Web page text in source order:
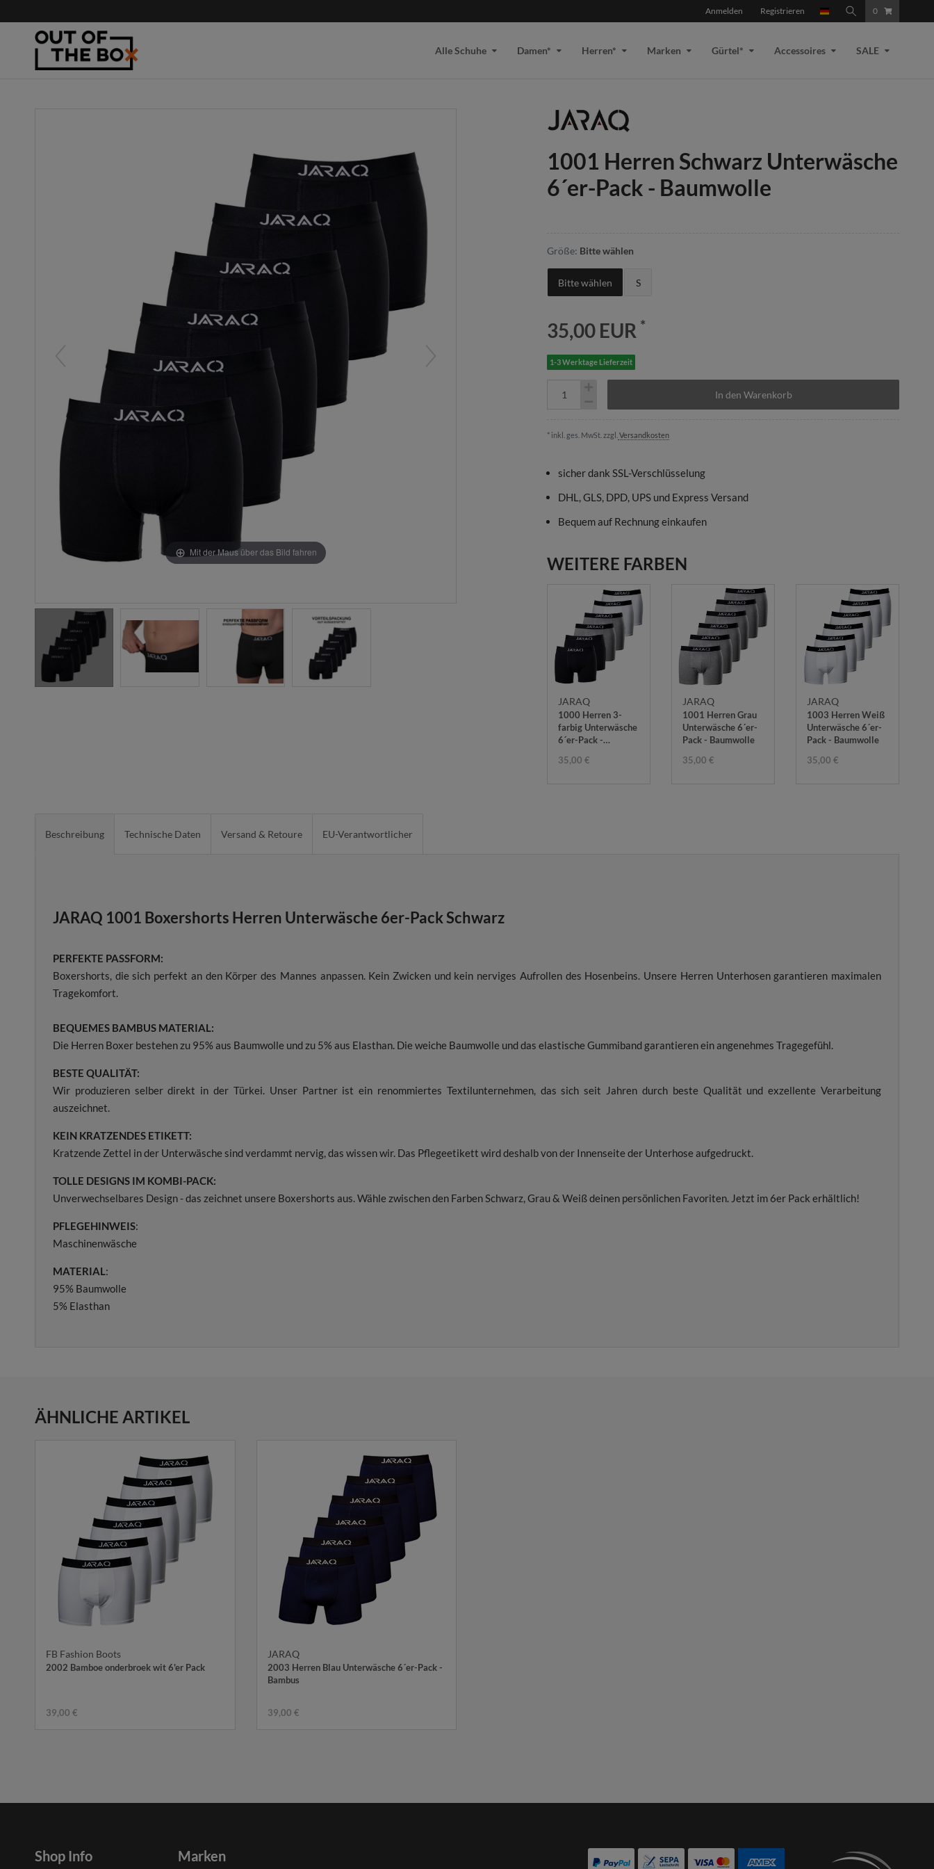
Anmelden Registrieren 0
Alle Schuhe Damen* Herren* Marken Gürtel* Accessoires SALE
Mit der Maus über das Bild fahren
1001 Herren Schwarz Unterwäsche
6´er-Pack - Baumwolle
Größe: Bitte wählen
Bitte wählen S
35,00 EUR *
1-3 Werktage Lieferzeit
In den Warenkorb
* inkl. ges. MwSt. zzgl. Versandkosten
sicher dank SSL-Verschlüsselung
DHL, GLS, DPD, UPS und Express Versand
Bequem auf Rechnung einkaufen
WEITERE FARBEN
JARAQ
1000 Herren 3-
farbig Unterwäsche
6´er-Pack -
35,00 €
JARAQ
1001 Herren Grau
Unterwäsche 6´er-
Pack - Baumwolle
35,00 €
JARAQ
1003 Herren Weiß
Unterwäsche 6´er-
Pack - Baumwolle
35,00 €
Beschreibung Technische Daten Versand & Retoure EU-Verantwortlicher
JARAQ 1001 Boxershorts Herren Unterwäsche 6er-Pack Schwarz
PERFEKTE PASSFORM:
Boxershorts, die sich perfekt an den Körper des Mannes anpassen. Kein Zwicken und kein nerviges Aufrollen des Hosenbeins. Unsere Herren Unterhosen garantieren maximalen
Tragekomfort.
BEQUEMES BAMBUS MATERIAL:
Die Herren Boxer bestehen zu 95% aus Baumwolle und zu 5% aus Elasthan. Die weiche Baumwolle und das elastische Gummiband garantieren ein angenehmes Tragegefühl.
BESTE QUALITÄT:
Wir produzieren selber direkt in der Türkei. Unser Partner ist ein renommiertes Textilunternehmen, das sich seit Jahren durch beste Qualität und exzellente Verarbeitung
auszeichnet.
KEIN KRATZENDES ETIKETT:
Kratzende Zettel in der Unterwäsche sind verdammt nervig, das wissen wir. Das Pflegeetikett wird deshalb von der Innenseite der Unterhose aufgedruckt.
TOLLE DESIGNS IM KOMBI-PACK:
Unverwechselbares Design - das zeichnet unsere Boxershorts aus. Wähle zwischen den Farben Schwarz, Grau & Weiß deinen persönlichen Favoriten. Jetzt im 6er Pack erhältlich!
PFLEGEHINWEIS:
Maschinenwäsche
MATERIAL:
95% Baumwolle
5% Elasthan
ÄHNLICHE ARTIKEL
FB Fashion Boots
2002 Bamboe onderbroek wit 6'er Pack
39,00 €
JARAQ
2003 Herren Blau Unterwäsche 6´er-Pack -
Bambus
39,00 €
Shop Info Marken